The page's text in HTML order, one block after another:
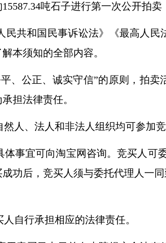
吨石子进行第一次公开拍
民共和国民事诉讼法》《最高人
本须知的全部内容。
、公正、诚实守信”的原则，拍
担法律责任。
人、法人和非法人组织均可参加竞
事宜可向淘宝网咨询。竞买人
功后，竞买人须与委托代理人一
自行承担相应的法律责任。